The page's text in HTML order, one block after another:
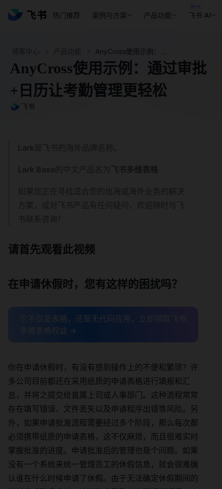
热门推荐 案例与方案 产品功能 飞书 AI
AnyCross使用示例：通过审批
+日历让考勤管理更轻松
飞书
Lark是飞书的海外品牌名称。
Lark Base的中文产品名为 飞书多维表格
如果您正在寻找适合您的出海或海外业务的解决
方案，或对飞书产品有任何疑问，欢迎随时与飞
书联系咨询！
请首先观看此视频
在申请休假时，您有这样的困扰吗？
它不仅是表格，还是无代码应用，立即领取飞书
多维表格权益 →
你在申请休假时，有没有感到操作上的不便和繁琐？许
多公司目前都还在采用纸质的申请表格进行填报和汇
总，并将之提交给直属上司或人事部门。这种流程常常
存在填写错误、文件丢失以及申请程序出错等风险。另
外，如果申请批准流程需要经过多个阶段，那么每次都
必须携带纸质的申请表格，这不仅麻烦，而且很难实时
掌握批准的进度。申请批准后的管理也是个问题。如果
没有一个系统来统一管理员工的休假信息，就会很难确
认谁在什么时候申请了休假。由于无法确定休假期间的